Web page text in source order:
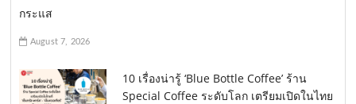
กระแส
August 7, 2026
10 เรื่องน่ารู้ ‘Blue Bottle Coffee’ ร้าน
Special Coffee ระดับโลก เตรียมเปิดในไทย